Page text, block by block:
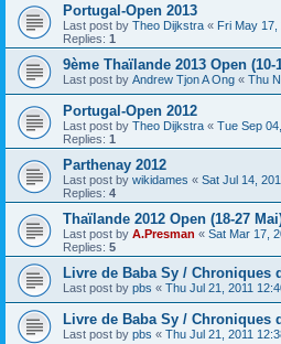
Portugal-Open 2013
Last post by Theo Dijkstra « Fri May 17,
Replies: 1
9ème Thaïlande 2013 Open (10-
Last post by Andrew Tjon A Ong « Thu
Portugal-Open 2012
Last post by Theo Dijkstra « Tue Sep
Replies: 1
Parthenay 2012
Last post by wikidames « Sat Jul 14,
Replies: 4
Thaïlande 2012 Open (18-27
Last post by A.Presman « Sat Mar 17,
Replies: 5
Livre de Baba Sy / Chroniques
Last post by pbs « Thu Jul 21, 2011
Livre de Baba Sy / Chroniques
Last post by pbs « Thu Jul 21, 2011